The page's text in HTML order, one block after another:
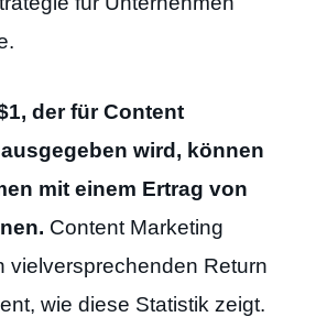
der für Content
wird, können
mit einem Ertrag von
Content Marketing
vielversprechenden Return
wie diese Statistik zeigt.